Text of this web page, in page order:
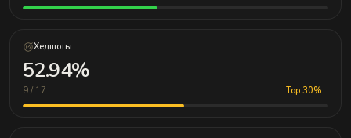
Хедшоты
52.94%
9 / 17 Top 30%